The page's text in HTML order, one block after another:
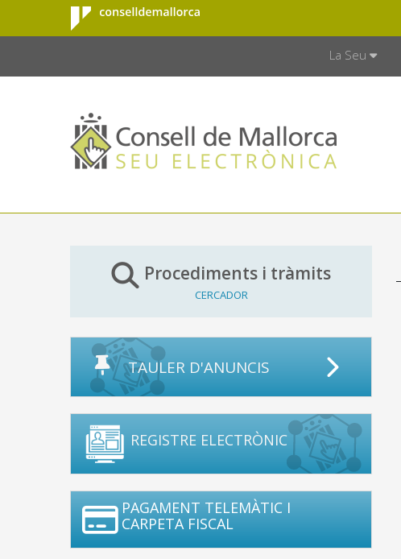
Salta al contingut principal
Consell de
Mallorca
La Seu
Procediments i tràmits
CERCADOR
TAULER D'ANUNCIS
REGISTRE ELECTRÒNIC
PAGAMENT TELEMÀTIC I
CARPETA FISCAL